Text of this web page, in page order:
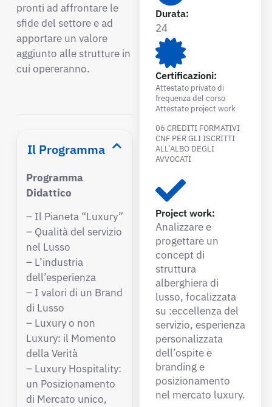
pronti ad affrontare le
sfide del settore e ad
apportare un valore
aggiunto alle strutture in
cui opereranno.
Il Programma
Programma
Didattico
– Il Pianeta “Luxury”
– Qualità del servizio
nel Lusso
– L’industria
dell’esperienza
– I valori di un Brand
di Lusso
– Luxury o non
Luxury: il Momento
della Verità
– Luxury Hospitality:
un Posizionamento
di Mercato unico,
Durata:
24
Certificazioni:
Attestato privato di
frequenza del corso
Attestato project work
06 CREDITI FORMATIVI
CNF PER GLI ISCRITTI
ALL’ALBO DEGLI
AVVOCATI
Project work:
Analizzare e
progettare un
concept di
struttura
alberghiera di
lusso, focalizzata
su :eccellenza del
servizio, esperienza
personalizzata
dell’ospite e
branding e
posizionamento
nel mercato luxury.